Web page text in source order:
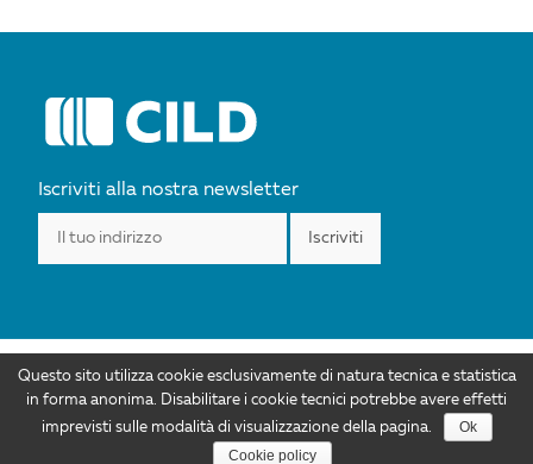
Iscriviti alla nostra newsletter
Attribuzione 4.0 Internazionale. Autorizzazioni ulteriori rispetto allo scopo di
questa licenza sono disponibili all'indirizzo info@cild.eu |Privacy policy
Questo sito utilizza cookie esclusivamente di natura tecnica e statistica
in forma anonima. Disabilitare i cookie tecnici potrebbe avere effetti
imprevisti sulle modalità di visualizzazione della pagina.
Ok
Cookie policy